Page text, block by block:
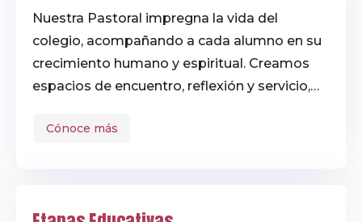
proyectos y más.
Nuestra Pastoral impregna la vida del
colegio, acompañando a cada alumno en su
crecimiento humano y espiritual. Creamos
espacios de encuentro, reflexión y servicio,
compromiso, y se traduce en acciones
Cónoce más